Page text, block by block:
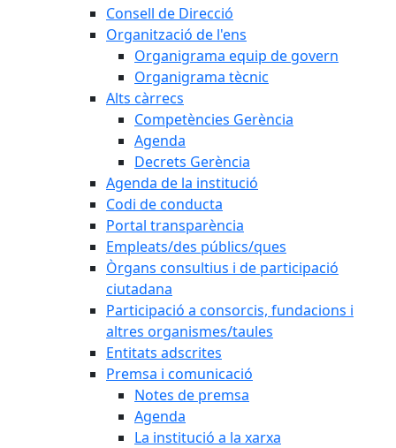
Consell de Direcció
Organització de l'ens
Organigrama equip de govern
Organigrama tècnic
Alts càrrecs
Competències Gerència
Agenda
Decrets Gerència
Agenda de la institució
Codi de conducta
Portal transparència
Empleats/des públics/ques
Òrgans consultius i de participació
ciutadana
Participació a consorcis, fundacions i
altres organismes/taules
Entitats adscrites
Premsa i comunicació
Notes de premsa
Agenda
La institució a la xarxa